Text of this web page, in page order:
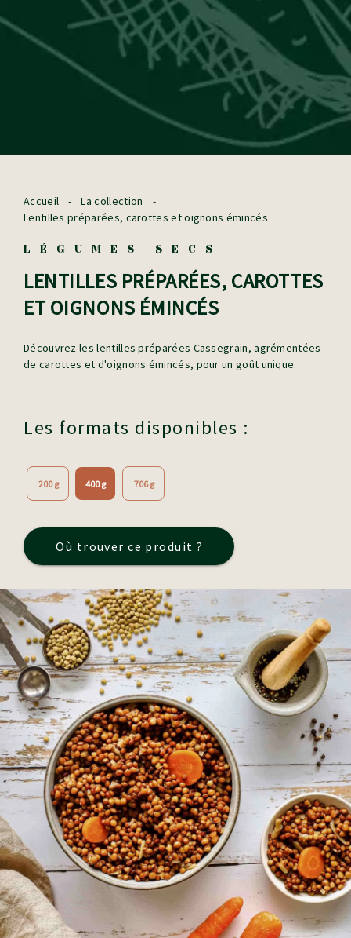
Accueil - La collection
-
Lentilles préparées, carottes et oignons émincés
LÉGUMES SECS
LENTILLES PRÉPARÉES, CAROTTES
ET OIGNONS ÉMINCÉS
Découvrez les lentilles préparées Cassegrain, agrémentées
de carottes et d'oignons émincés, pour un goût unique.
Les formats disponibles :
200 g 400 g 706 g
Où trouver ce produit ?